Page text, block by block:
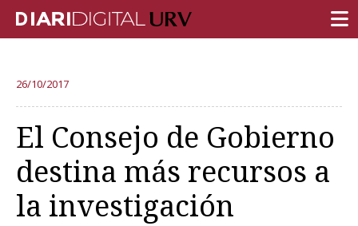
INVESTIGACIÓN
DOCENCIA
INSTITUCIÓN
VIDA EN EL CAMPUS
26/10/2017
El Consejo de Gobierno
destina más recursos a
la investigación